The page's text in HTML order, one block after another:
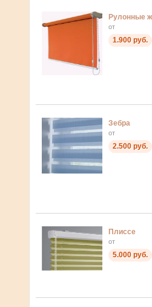
Рулонные
от
1.900 руб.
Зебра
от
2.500 руб.
Плиссе
от
5.000 руб.